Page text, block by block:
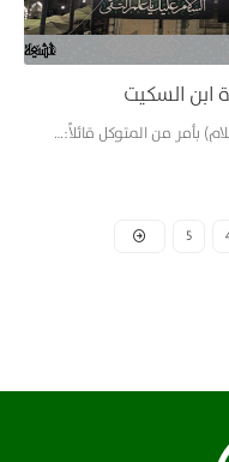
ابن السكيت
بأمر من المتوكل قائلاً:…
5